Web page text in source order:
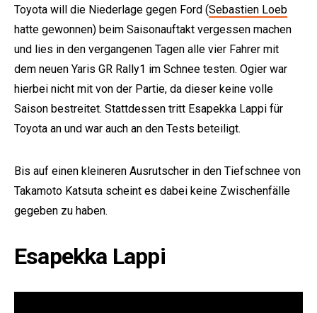
Toyota will die Niederlage gegen Ford (Sebastien Loeb
hatte gewonnen) beim Saisonauftakt vergessen machen
und lies in den vergangenen Tagen alle vier Fahrer mit
dem neuen Yaris GR Rally1 im Schnee testen. Ogier war
hierbei nicht mit von der Partie, da dieser keine volle
Saison bestreitet. Stattdessen tritt Esapekka Lappi für
Toyota an und war auch an den Tests beteiligt.
Bis auf einen kleineren Ausrutscher in den Tiefschnee von
Takamoto Katsuta scheint es dabei keine Zwischenfälle
gegeben zu haben.
Esapekka Lappi